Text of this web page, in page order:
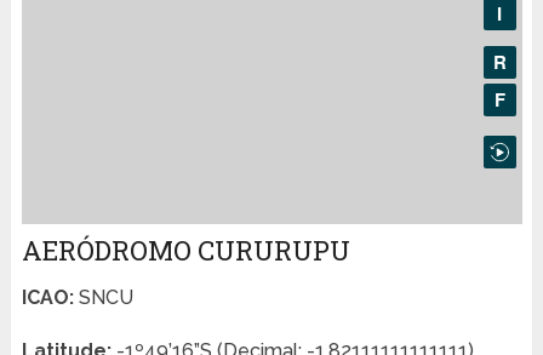
AERÓDROMO CURURUPU
ICAO:SNCU